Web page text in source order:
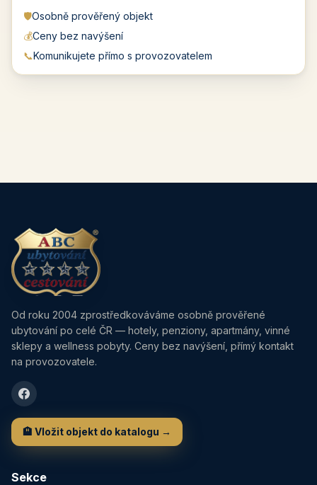
🛡️Osobně prověřený objekt
💰Ceny bez navýšení
📞Komunikujete přímo s provozovatelem
Od roku 2004 zprostředkováváme osobně prověřené
ubytování po celé ČR — hotely, penziony, apartmány, vinné
sklepy a wellness pobyty. Ceny bez navýšení, přímý kontakt
na provozovatele.
🏨 Vložit objekt do katalogu →
Sekce